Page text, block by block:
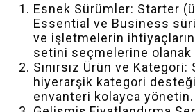
Esnek Sürümler: Starter
Essential ve Business
ve işletmelerin
setini seçmelerine olanak
Sınırsız Ürün ve Kategori:
hiyerarşik kategori
envanteri kolayca yönetin.